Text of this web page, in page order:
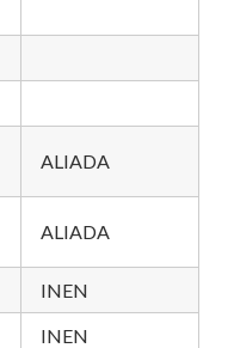
ALIADA
ALIADA
INEN
INEN